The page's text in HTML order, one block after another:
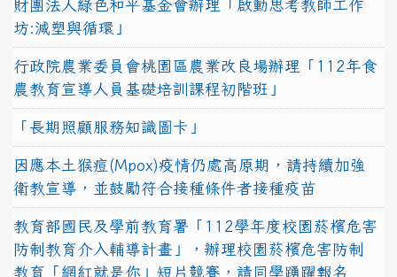
財團法人綠色和平基金會辦理「啟動思考教師工作
坊:減塑與循環」
行政院農業委員會桃園區農業改良場辦理「112年食
農教育宣導人員基礎培訓課程初階班」
「長期照顧服務知識圖卡」
因應本土猴痘(Mpox)疫情仍處高原期，請持續加強
衛教宣導，並鼓勵符合接種條件者接種疫苗
教育部國民及學前教育署「112學年度校園菸檳危害
防制教育介入輔導計畫」，辦理校園菸檳危害防制
教育「網紅就是你」短片競賽，請同學踴躍報名